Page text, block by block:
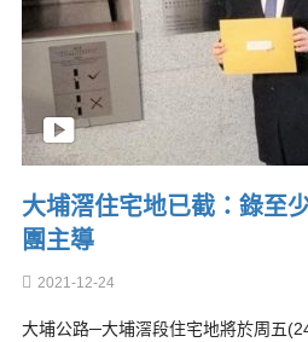
大埔滘住宅地已截：錄至
團主導
2021-12-24
大埔公路─大埔滘段住宅地將於周五